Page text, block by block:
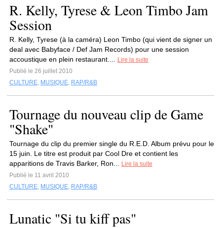
R. Kelly, Tyrese & Leon Timbo Jam
Session
R. Kelly, Tyrese (à la caméra) Leon Timbo (qui vient de signer un
deal avec Babyface / Def Jam Records) pour une session
accoustique en plein restaurant....
Lire la suite
Publié le 26 juillet 2010
CULTURE, MUSIQUE, RAP/R&B
Tournage du nouveau clip de Game
"Shake"
Tournage du clip du premier single du R.E.D. Album prévu pour le
15 juin. Le titre est produit par Cool Dre et contient les
apparitions de Travis Barker, Ron...
Lire la suite
Publié le 11 avril 2010
CULTURE, MUSIQUE, RAP/R&B
Lunatic "Si tu kiff pas"